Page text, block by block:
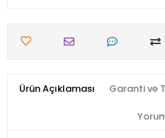
Ürün Açıklaması Garanti ve